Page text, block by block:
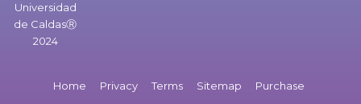
Universidad
de CaldasⓇ
2024
Home Privacy Terms Sitemap Purchase